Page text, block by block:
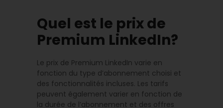
Quel est le prix de
Premium LinkedIn?
Le prix de Premium LinkedIn varie en
fonction du type d’abonnement choisi et
des fonctionnalités incluses. Les tarifs
peuvent également varier en fonction de
la durée de l’abonnement et des offres